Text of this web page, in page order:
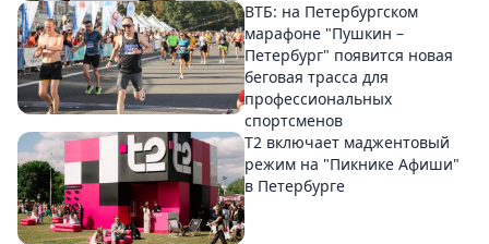
ВТБ: на Петербургском
марафоне "Пушкин –
Петербург" появится новая
беговая трасса для
профессиональных
спортсменов
Т2 включает маджентовый
режим на "Пикнике Афиши"
в Петербурге